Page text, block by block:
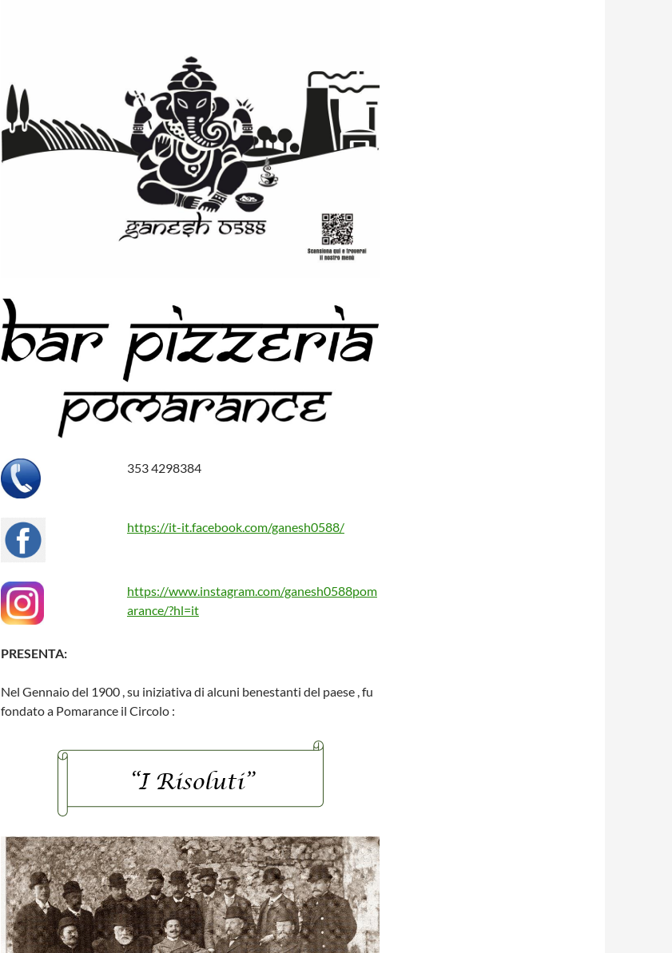
353 4298384
https://it-it.facebook.com/ganesh0588/
https://www.instagram.com/ganesh0588pom
arance/?hl=it
PRESENTA:
Nel Gennaio del 1900 , su iniziativa di alcuni benestanti del paese , fu
fondato a Pomarance il Circolo :